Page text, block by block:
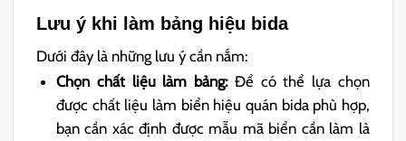
Lưu ý khi làm bảng hiệu bida
Dưới đây là những lưu ý cần nắm:
Chọn chất liệu làm bảng:Để có thể lựa chọn
được chất liệu làm biển hiệu quán bida phù hợp,
bạn cần xác định được mẫu mã biển cần làm là